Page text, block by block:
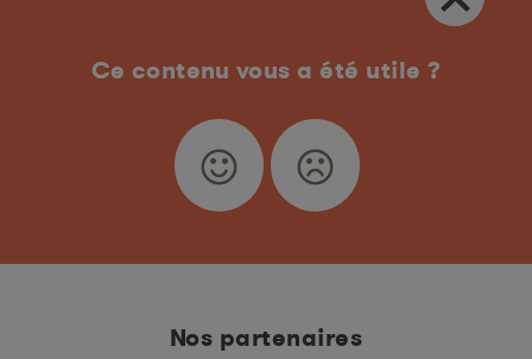
Ce contenu vous a été utile ?
Nos partenaires